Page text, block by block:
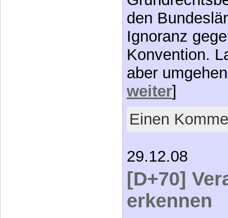
den
Ignoranz
Konvention.
aber
weiter]
Einen
29.12.08
[D+70]
erkennen